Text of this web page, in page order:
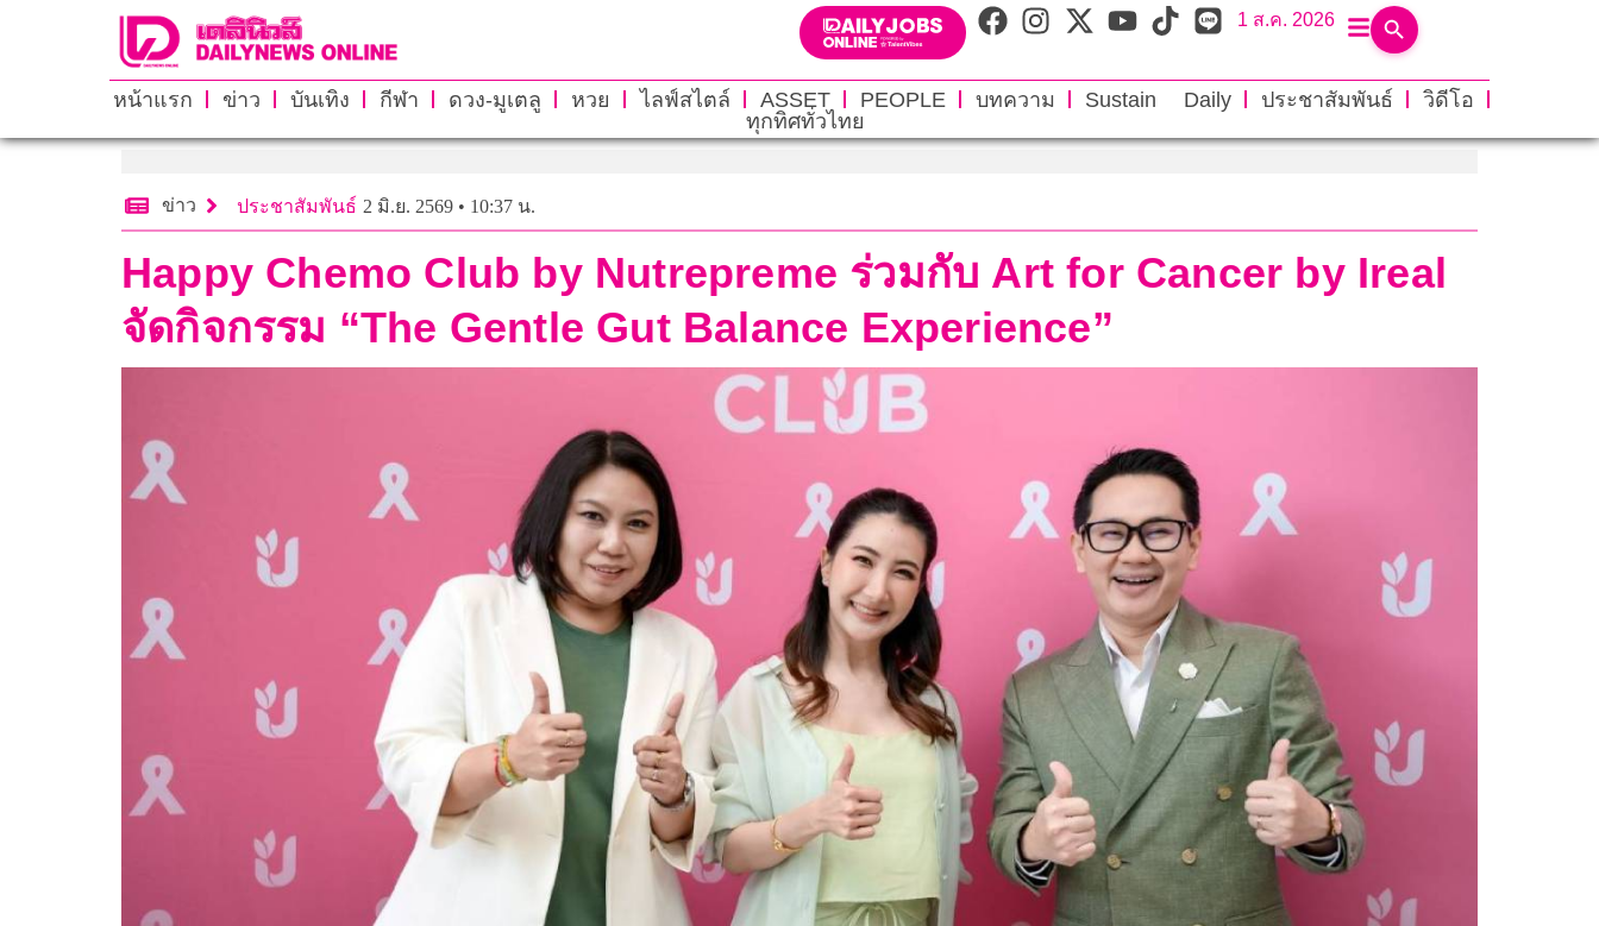
1 ส.ค. 2026
หน้าแรก ข่าว บันเทิง กีฬา ดวง-มูเตลู หวย ไลฟ์สไตล์ ASSET PEOPLE บทความ Sustain Daily ประชาสัมพันธ์
วิดีโอ
ทุกทิศทั่วไทย
ข่าว ประชาสัมพันธ์ 2 มิ.ย. 2569 • 10:37 น.
Happy Chemo Club by Nutrepreme ร่วมกับ Art for Cancer by Ireal
จัดกิจกรรม “The Gentle Gut Balance Experience”